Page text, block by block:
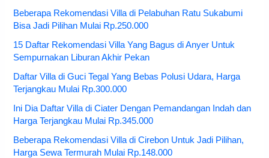
Beberapa Rekomendasi Villa di Pelabuhan Ratu Sukabumi
Bisa Jadi Pilihan Mulai Rp.250.000
15 Daftar Rekomendasi Villa Yang Bagus di Anyer Untuk
Sempurnakan Liburan Akhir Pekan
Daftar Villa di Guci Tegal Yang Bebas Polusi Udara, Harga
Terjangkau Mulai Rp.300.000
Ini Dia Daftar Villa di Ciater Dengan Pemandangan Indah dan
Harga Terjangkau Mulai Rp.345.000
Beberapa Rekomendasi Villa di Cirebon Untuk Jadi Pilihan,
Harga Sewa Termurah Mulai Rp.148.000